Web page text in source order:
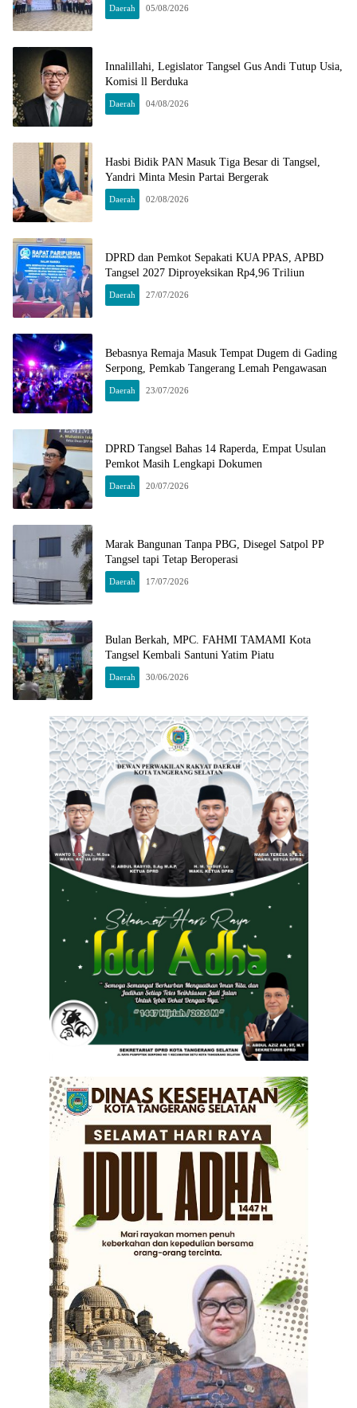
Daerah 05/08/2026
Innalillahi, Legislator Tangsel Gus Andi Tutup Usia,
Komisi ll Berduka
Daerah 04/08/2026
Hasbi Bidik PAN Masuk Tiga Besar di Tangsel,
Yandri Minta Mesin Partai Bergerak
Daerah 02/08/2026
DPRD dan Pemkot Sepakati KUA PPAS, APBD
Tangsel 2027 Diproyeksikan Rp4,96 Triliun
Daerah 27/07/2026
Bebasnya Remaja Masuk Tempat Dugem di Gading
Serpong, Pemkab Tangerang Lemah Pengawasan
Daerah 23/07/2026
DPRD Tangsel Bahas 14 Raperda, Empat Usulan
Pemkot Masih Lengkapi Dokumen
Daerah 20/07/2026
Marak Bangunan Tanpa PBG, Disegel Satpol PP
Tangsel tapi Tetap Beroperasi
Daerah 17/07/2026
Bulan Berkah, MPC. FAHMI TAMAMI Kota
Tangsel Kembali Santuni Yatim Piatu
Daerah 30/06/2026